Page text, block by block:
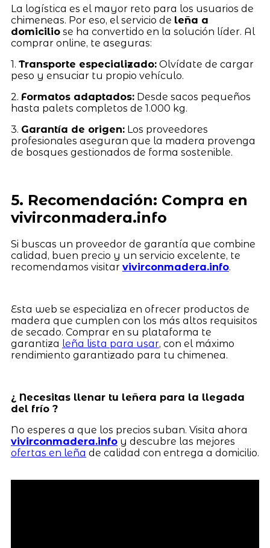
La logística es el mayor reto para los usuarios de
chimeneas. Por eso, el servicio de leña a
domiciliose ha convertido en la solución líder. Al
comprar online, te aseguras:
1. Transporte especializado:Olvídate de cargar
peso y ensuciar tu propio vehículo.
2. Formatos adaptados:Desde sacos pequeños
hasta palets completos de 1.000 kg.
3. Garantía de origen:Los proveedores
profesionales aseguran que la madera provenga
de bosques gestionados de forma sostenible.
5. Recomendación: Compra en
vivirconmadera.info
Si buscas un proveedor de garantía que combine
calidad, buen precio y un servicio excelente, te
recomendamos visitar vivirconmadera.info.
Esta web se especializa en ofrecer productos de
madera que cumplen con los más altos requisitos
de secado. Comprar en su plataforma te
garantiza leña lista para usar, con el máximo
rendimiento garantizado para tu chimenea.
¿ Necesitas llenar tu leñera para la llegada
del frío ?
No esperes a que los precios suban. Visita ahora
vivirconmadera.infoy descubre las mejores
ofertas en leña de calidad con entrega a domicilio.